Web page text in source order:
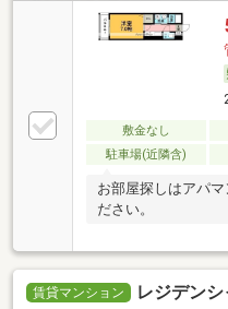
敷金なし
駐車場(近隣含)
お部屋探しはアパ
ださい。
賃貸マンション レジデン